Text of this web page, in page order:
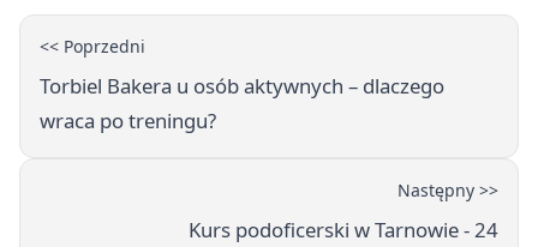
<< Poprzedni
Torbiel Bakera u osób aktywnych – dlaczego
wraca po treningu?
Następny >>
Kurs podoficerski w Tarnowie - 24